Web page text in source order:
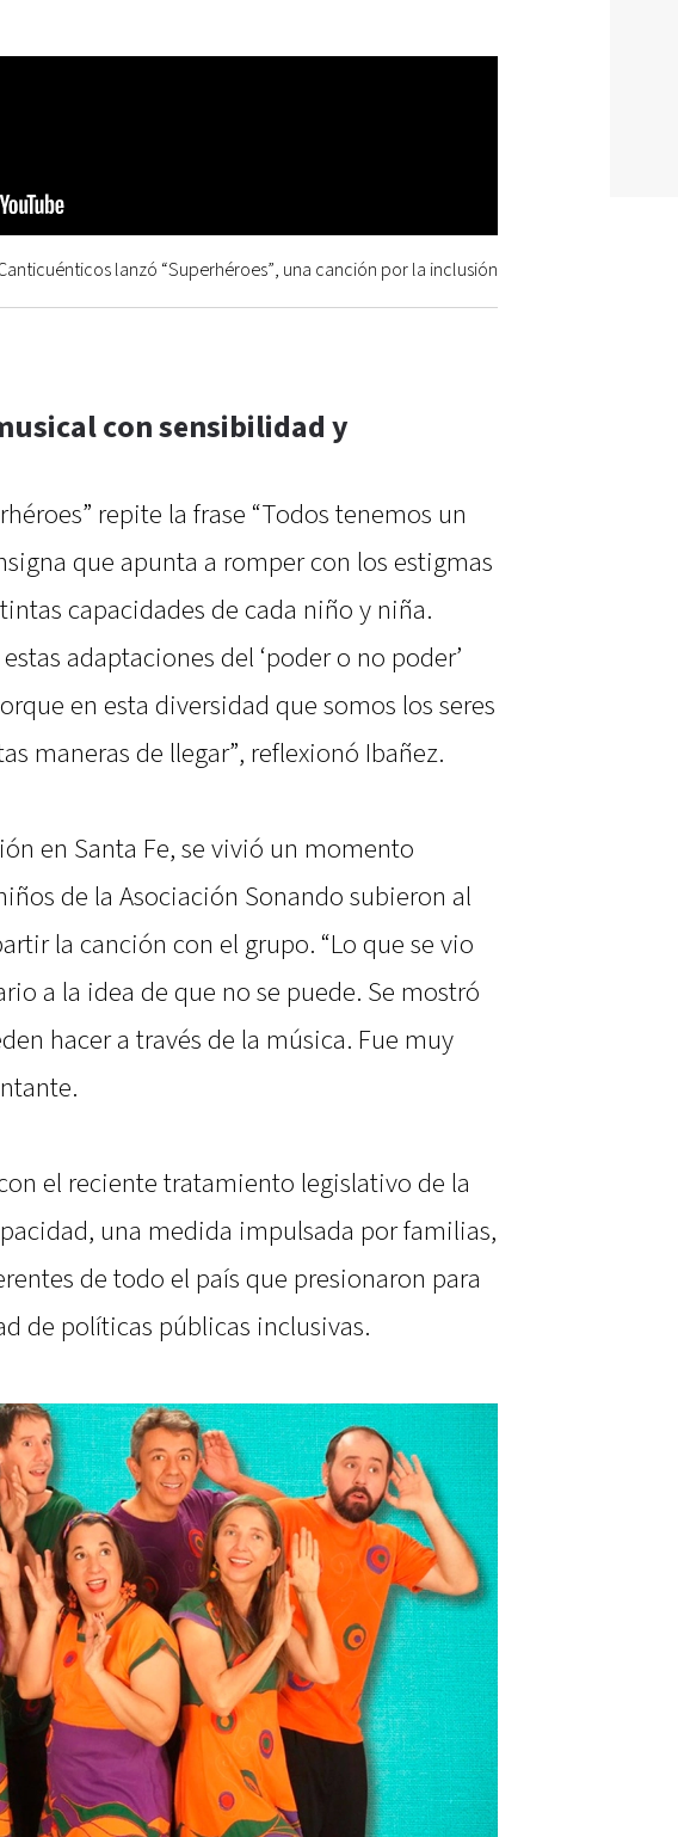
lanzó “Superhéroes”, una canción por la inclusión
con sensibilidad y
repite la frase “Todos tenemos un
que apunta a romper con los estigmas
capacidades de cada niño y niña.
adaptaciones del ‘poder o no poder’
en esta diversidad que somos los seres
maneras de llegar”, reflexionó Ibañez.
en Santa Fe, se vivió un momento
de la Asociación Sonando subieron al
la canción con el grupo. “Lo que se vio
a la idea de que no se puede. Se mostró
hacer a través de la música. Fue muy
el reciente tratamiento legislativo de la
una medida impulsada por familias,
de todo el país que presionaron para
de políticas públicas inclusivas.